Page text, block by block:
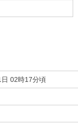
02時17分頃